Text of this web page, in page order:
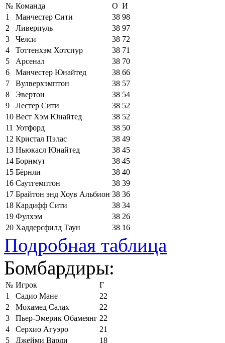
№ Команда О И
1
Манчестер Сити 38 98
2
Ливерпуль 38 97
3
Челси 38 72
4
Тоттенхэм Хотспур 38 71
5
Арсенал 38 70
6
Манчестер Юнайтед 38 66
7
Вулверхэмптон 38 57
8
Эвертон 38 54
9
Лестер Сити 38 52
10 Вест Хэм Юнайтед 38 52
11 Уотфорд 38 50
12 Кристал Пэлас 38 49
13 Ньюкасл Юнайтед 38 45
14 Борнмут 38 45
15 Бёрнли 38 40
16 Саутгемптон 38 39
17 Брайтон энд Хоув Альбион 38 36
18 Кардифф Сити 38 34
19 Фулхэм 38 26
20 Хаддерсфилд Таун 38 16
Подробная таблица
Бомбардиры:
№ Игрок
Г
1
Садио Мане
22
2
Мохамед Салах
22
3
Пьер-Эмерик Обамеянг 22
4
Серхио Агуэро
21
5
Джейми Варди
18